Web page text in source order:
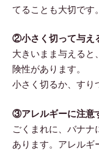
てることも大切です。
②小さく切って与え
大きいまま与えると
険性があります。
小さく切るか、すり
③アレルギーに注意
ごくまれに、バナ
あります。アレルギ